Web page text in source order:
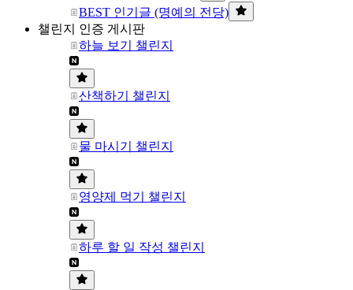
BEST 인기글 (명예의 전당)
챌린지 인증 게시판
하늘 보기 챌린지
산책하기 챌린지
물 마시기 챌린지
영양제 먹기 챌린지
하루 할 일 작성 챌린지